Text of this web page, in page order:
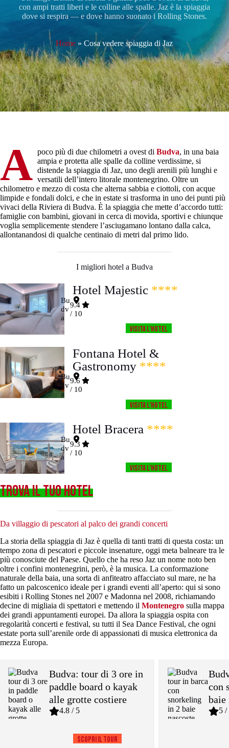
con ampi tratti liberi e le colline alle spalle. Jaz è la spiaggia
dove si respira — e dove hanno suonato i Rolling Stones.
Home »Cosa vedere spiaggia di Jaz
A poco più di due chilometri a ovest di Budva, in una baia
ampia e protetta alle spalle da colline verdissime, si
distende la spiaggia di Jaz, uno degli arenili più lunghi e
versatili dell’intero litorale montenegrino. Oltre un
chilometro e mezzo di costa che alterna sabbia e ciottoli, con acque
limpide e fondali dolci, e che in estate si trasforma in uno dei punti più
vivaci della Riviera di Budva. È la spiaggia che mette d’accordo tutti:
famiglie con bambini, giovani in cerca di movida, sportivi e chiunque
voglia semplicemente stendere l’asciugamano lontano dalla calca,
allontanandosi di qualche centinaio di metri dal primo lido.
I migliori hotel a Budva
Hotel Majestic ****
Bu
dv
a
9.4
/ 10
Visita l’HOTEL
Fontana Hotel &
Gastronomy ****
Bu
dv
a
9.6
/ 10
Visita l’HOTEL
Hotel Bracera ****
Bu
dv
a
9.3
/ 10
Visita l’HOTEL
TROVA IL TUO HOTEL
Da villaggio di pescatori al palco dei grandi concerti
La storia della spiaggia di Jaz è quella di tanti tratti di questa costa: un
tempo zona di pescatori e piccole insenature, oggi meta balneare tra le
più conosciute del Paese. Quello che ha reso Jaz un nome noto ben
oltre i confini montenegrini, però, è la musica. La conformazione
naturale della baia, una sorta di anfiteatro affacciato sul mare, ne ha
fatto un palcoscenico ideale per i grandi eventi all’aperto: qui si sono
esibiti i Rolling Stones nel 2007 e Madonna nel 2008, richiamando
decine di migliaia di spettatori e mettendo il Montenegro sulla mappa
dei grandi appuntamenti europei. Da allora la spiaggia ospita con
regolarità concerti e festival, su tutti il Sea Dance Festival, che ogni
estate porta sull’arenile orde di appassionati di musica elettronica da
mezza Europa.
Budva: tour di 3 ore in
paddle board o kayak
alle grotte costiere
4.8 / 5
Scopri il tour
con
baie
5 /